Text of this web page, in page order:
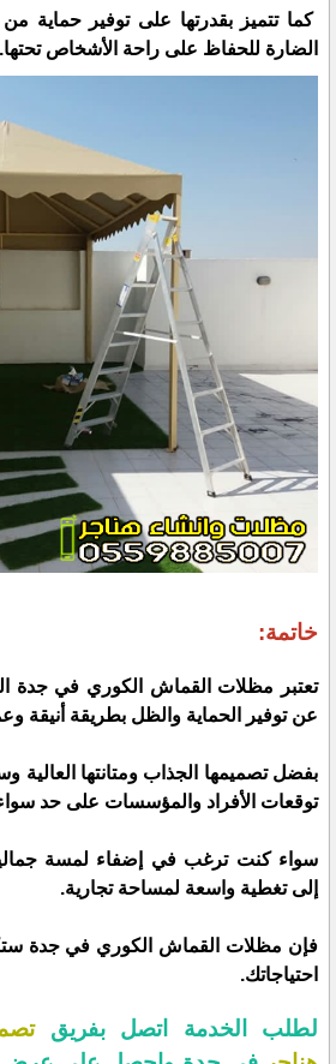
كما تتميز بقدرتها على توفير حماية
الضارة للحفاظ على راحة الأشخاص تحتها.
خاتمة:
تعتبر مظلات القماش الكوري في جدة
عن توفير الحماية والظل بطريقة أنيقة
بفضل تصميمها الجذاب ومتانتها العالية
توقعات الأفراد والمؤسسات على حد
سواء كنت ترغب في إضفاء لمسة
إلى تغطية واسعة لمساحة تجارية.
فإن مظلات القماش الكوري في جدة
احتياجاتك.
لطلب الخدمة اتصل بفريق